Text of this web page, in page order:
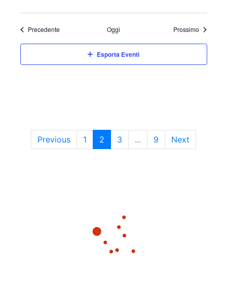
PrecedenteEventi Oggi Prossimo Eventi
Esporta Eventi
Previous 1 2 3 ... 9 Next